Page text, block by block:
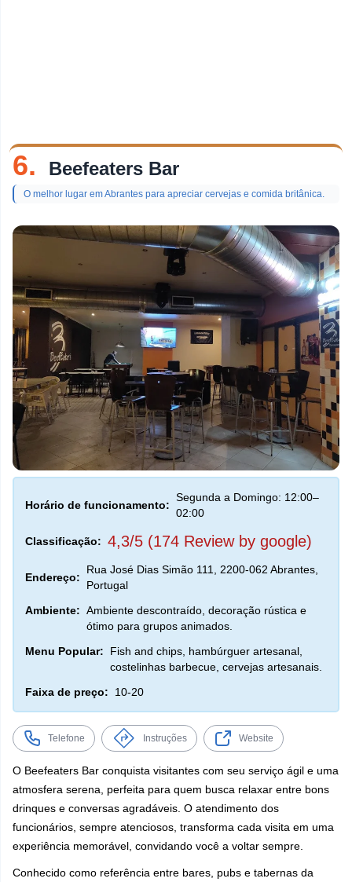
6. Beefeaters Bar
O melhor lugar em Abrantes para apreciar cervejas e comida britânica.
Horário de funcionamento:
Segunda a Domingo: 12:00–
02:00
Classificação: 4,3/5 (174 Review by google)
Endereço:
Rua José Dias Simão 111, 2200-062 Abrantes,
Portugal
Ambiente: Ambiente descontraído, decoração rústica e
ótimo para grupos animados.
Menu Popular:
Fish and chips, hambúrguer artesanal,
costelinhas barbecue, cervejas artesanais.
Faixa de preço:
10-20
Telefone Instruções Website
O Beefeaters Bar conquista visitantes com seu serviço ágil e uma
atmosfera serena, perfeita para quem busca relaxar entre bons
drinques e conversas agradáveis. O atendimento dos
funcionários, sempre atenciosos, transforma cada visita em uma
experiência memorável, convidando você a voltar sempre.
Conhecido como referência entre bares, pubs e tabernas da